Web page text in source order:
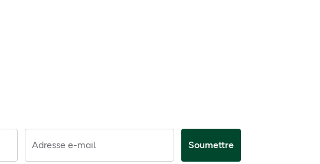
Adresse e-mail Soumettre